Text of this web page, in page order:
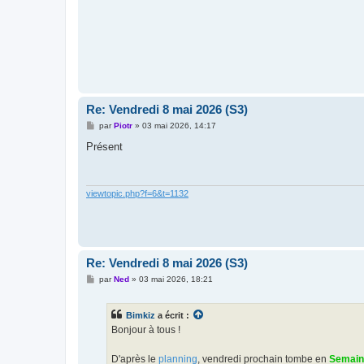
Re: Vendredi 8 mai 2026 (S3)
M
s
parPiotr» 03 mai 2026, 14:17
Présent
viewtopic.php?f=6&t=1132
Re: Vendredi 8 mai 2026 (S3)
MparNed» 03 mai 2026, 18:21
Bimkiz a écrit :
Bonjour à tous !
D'après le planning, vendredi prochain tombe en